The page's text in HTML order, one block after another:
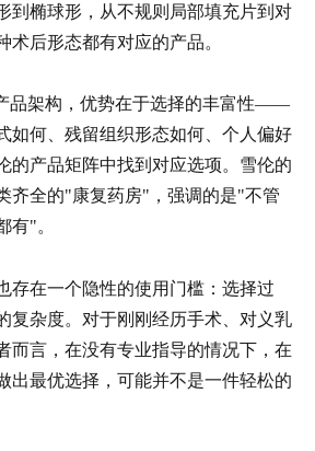
到椭球形，从不规则局部填充片到对
术后形态都有对应的产品。
品架构，优势在于选择的丰富性——
如何、残留组织形态如何、个人偏好
的产品矩阵中找到对应选项。雪伦的
齐全的"康复药房"，强调的是"不管
有"。
存在一个隐性的使用门槛：选择过
复杂度。对于刚刚经历手术、对义乳
而言，在没有专业指导的情况下，在
出最优选择，可能并不是一件轻松的